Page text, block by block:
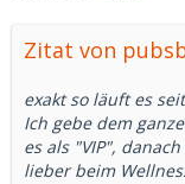
Zitat von
exakt so läuft es
Ich gebe dem
es als "VIP",
lieber beim